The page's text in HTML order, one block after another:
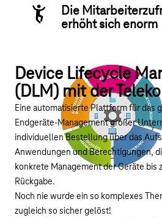
Die
erhöht sich enorm
Device Lifecycle
(DLM) mit der
Eine automatisierte Plattform für das
Endgeräte-Management großer
individuellen Bestellung über das
Anwendungen und Berechtigungen,
konkrete Management der Geräte bis
Rückgabe.
Noch nie wurde ein so komplexes
zugleich so sicher gelöst!